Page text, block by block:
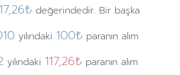
değerindedir. Bir başka
yılındaki 100₺ paranın alım
yılındaki 117,26₺ paranın alım